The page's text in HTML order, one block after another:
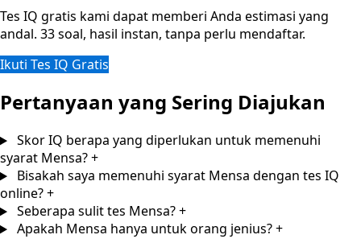
Tes IQ gratis kami dapat memberi Anda estimasi yang
andal. 33 soal, hasil instan, tanpa perlu mendaftar.
Ikuti Tes IQ Gratis
Pertanyaan yang Sering Diajukan
Skor IQ berapa yang diperlukan untuk memenuhi
syarat Mensa?+
Bisakah saya memenuhi syarat Mensa dengan tes IQ
online?+
Seberapa sulit tes Mensa?+
Apakah Mensa hanya untuk orang jenius?+